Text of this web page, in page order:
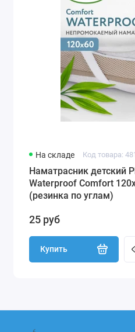
На складе Код товара:
Наматрасник детский
Waterproof Comfort
(резинка по углам)
25 руб
Купить